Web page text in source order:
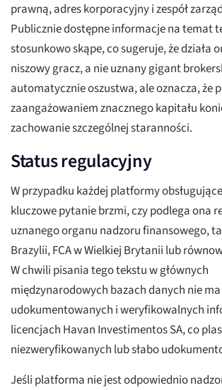
prawną, adres korporacyjny i zespół
Publicznie dostępne informacje na temat
stosunkowo skąpe, co sugeruje, że działa
niszowy gracz, a nie uznany gigant
automatycznie oszustwa, ale oznacza, że
zaangażowaniem znacznego kapitału
zachowanie szczególnej staranności.
Status regulacyjny
W przypadku każdej platformy
kluczowe pytanie brzmi, czy podlega ona
uznanego organu nadzoru finansowego,
Brazylii, FCA w Wielkiej Brytanii lub
W chwili pisania tego tekstu w głównych
międzynarodowych bazach danych nie
udokumentowanych i weryfikowalnych
licencjach Havan Investimentos SA, co
niezweryfikowanych lub słabo
Jeśli platforma nie jest odpowiednio